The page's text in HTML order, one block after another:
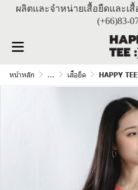
ผลิตและจำหน่ายเสื้อยืดและเ
(+66)83-
หน้าหลัก ... เสื้อยืด HAPPY